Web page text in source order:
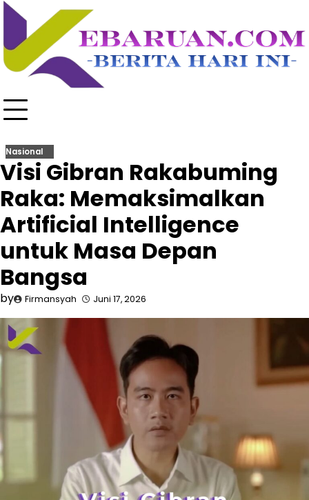
Skip
content
Nasional
Visi Gibran Rakabuming
Raka: Memaksimalkan
Artificial Intelligence
untuk Masa Depan
Bangsa
by Firmansyah Juni 17, 2026